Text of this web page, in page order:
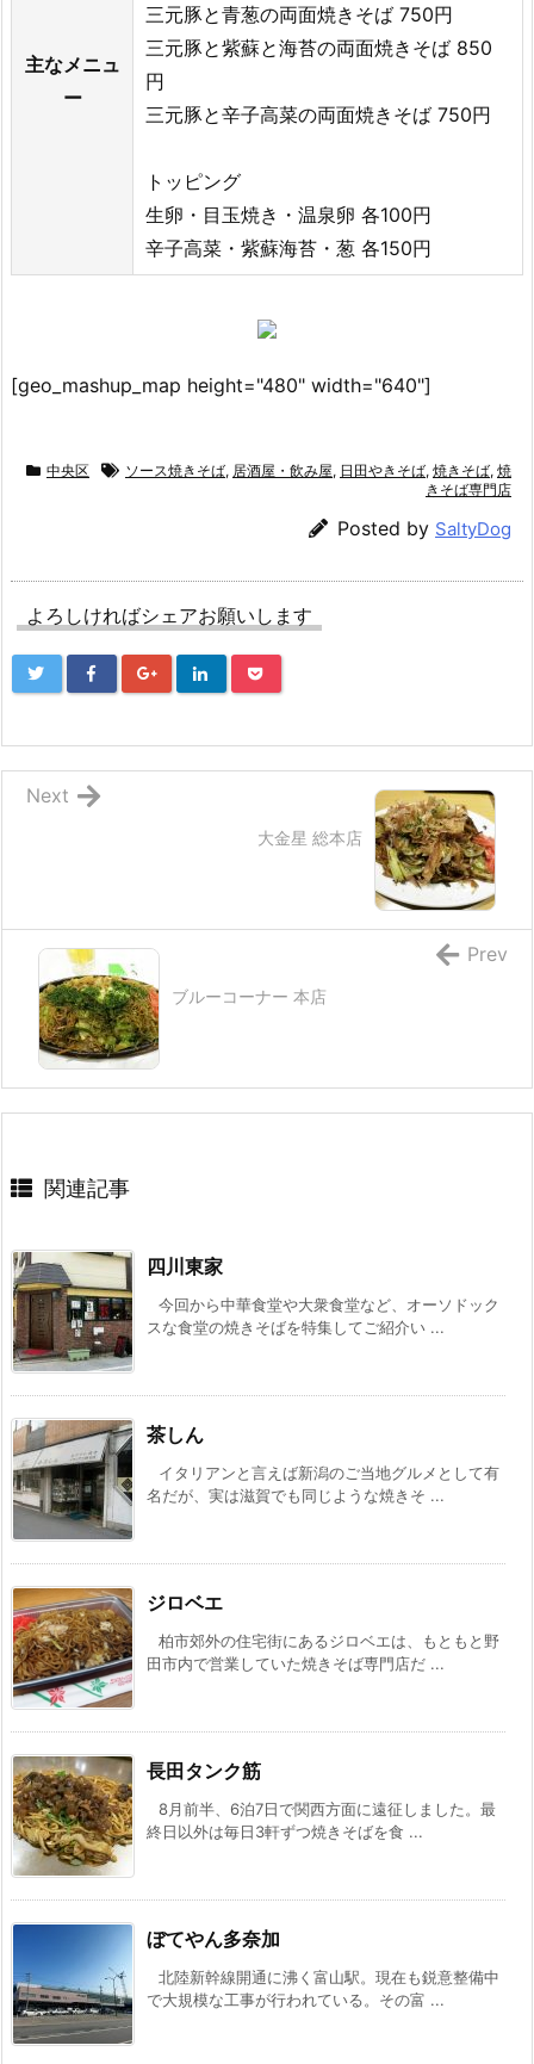
主なメニュ
ー
三元豚と青葱の両面焼きそば 750円
三元豚と紫蘇と海苔の両面焼きそば 850
円
三元豚と辛子高菜の両面焼きそば 750円
トッピング
生卵・目玉焼き・温泉卵 各100円
辛子高菜・紫蘇海苔・葱 各150円
[geo_mashup_map height="480" width="640"]
中央区 ソース焼きそば, 居酒屋・飲み屋, 日田やきそば, 焼きそば, 焼
きそば専門店
Posted by SaltyDog
よろしければシェアお願いします
大金星 総本店
Next
ブルーコーナー 本店
Prev
関連記事
四川東家
今回から中華食堂や大衆食堂など、オーソドック
スな食堂の焼きそばを特集してご紹介い ...
茶しん
イタリアンと言えば新潟のご当地グルメとして有
名だが、実は滋賀でも同じような焼きそ ...
ジロベエ
柏市郊外の住宅街にあるジロベエは、もともと野
田市内で営業していた焼きそば専門店だ ...
長田タンク筋
8月前半、6泊7日で関西方面に遠征しました。最
終日以外は毎日3軒ずつ焼きそばを食 ...
ぼてやん多奈加
北陸新幹線開通に沸く富山駅。現在も鋭意整備中
で大規模な工事が行われている。その富 ...